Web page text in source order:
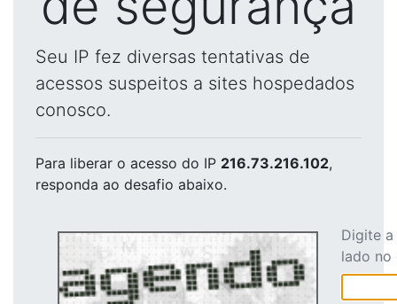
Seu IP fez diversas tentativas de
acessos suspeitos a sites hospedados
conosco.
Para liberar o acesso do IP 216.73.216.102,
responda ao desafio abaixo.
Digite
lado no